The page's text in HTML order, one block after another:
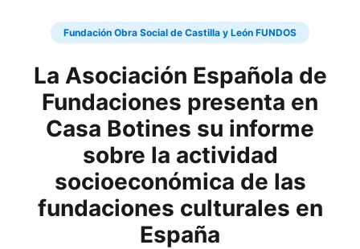
Fundación Obra Social de Castilla y León FUNDOS
La Asociación Española de
Fundaciones presenta en
Casa Botines su informe
sobre la actividad
socioeconómica de las
fundaciones culturales en
España